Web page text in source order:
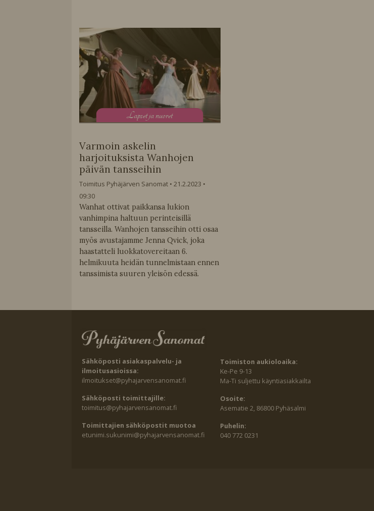
Lapset ja nuoret
Varmoin askelin
harjoituksista Wanhojen
päivän tansseihin
Toimitus Pyhäjärven Sanomat
21.2.2023
09:30
Wanhat ottivat paikkansa lukion
vanhimpina haltuun perinteisillä
tansseilla. Wanhojen tansseihin otti osaa
myös avustajamme Jenna Qvick, joka
haastatteli luokkatovereitaan 6.
helmikuuta heidän tunnelmistaan ennen
tanssimista suuren yleisön edessä.
Sähköposti asiakaspalvelu- ja
ilmoitusasioissa:
ilmoitukset@pyhajarvensanomat.fi
Sähköposti toimittajille:
toimitus@pyhajarvensanomat.fi
Toimittajien sähköpostit muotoa
etunimi.sukunimi@pyhajarvensanomat.fi
Toimiston aukioloaika:
Ke-Pe 9-13
Ma-Ti suljettu käyntiasiakkailta
Osoite:
Asematie 2, 86800 Pyhäsalmi
Puhelin:
040 772 0231